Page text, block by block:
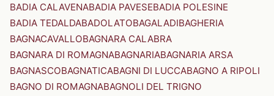
BADIA CALAVENABADIA PAVESEBADIA POLESINE
BADIA TEDALDABADOLATOBAGALADIBAGHERIA
BAGNACAVALLOBAGNARA CALABRA
BAGNARA DI ROMAGNABAGNARIABAGNARIA ARSA
BAGNASCOBAGNATICABAGNI DI LUCCABAGNO A RIPOLI
BAGNO DI ROMAGNABAGNOLI DEL TRIGNO